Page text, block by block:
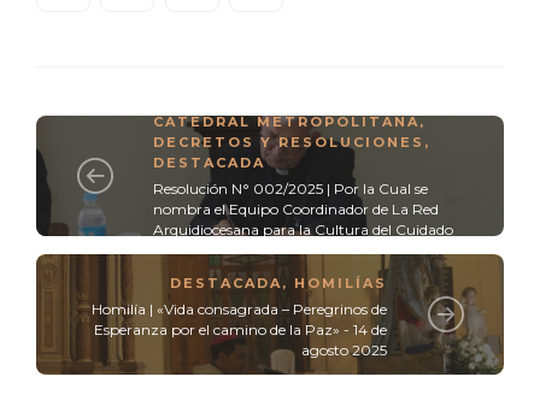
CATEDRAL METROPOLITANA,
DECRETOS Y RESOLUCIONES ,
DESTACADA
Resolución N° 002/2025 | Por la Cual se
nombra el Equipo Coordinador de La Red
Arquidiocesana para la Cultura del Cuidado
DESTACADA , HOMILÍAS
Homilía | «Vida consagrada – Peregrinos de
Esperanza por el camino de la Paz» - 14 de
agosto 2025